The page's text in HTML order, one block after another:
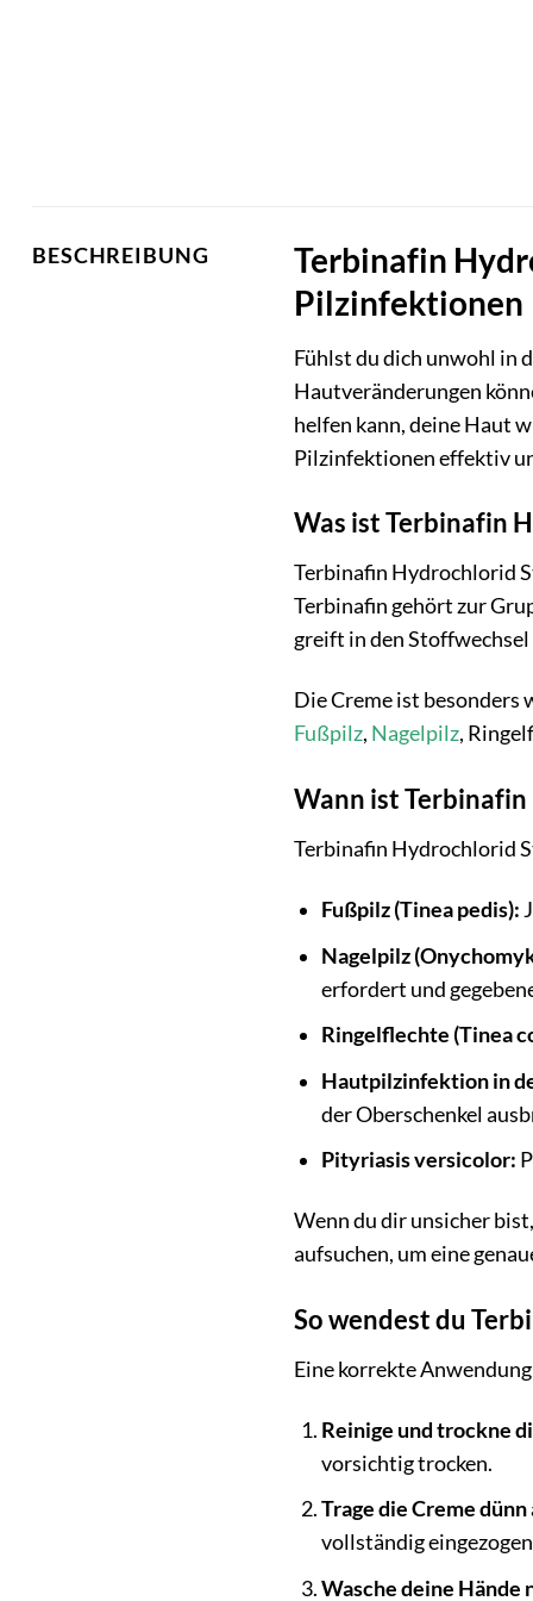
BESCHREIBUNG
Terbinafin
Pilzinfektionen
Fühlst du dich unwohl in
Hautveränderungen
helfen kann, deine Haut
Pilzinfektionen effektiv
Was ist Terbinafin
Terbinafin Hydrochlorid
Terbinafin gehört zur
greift in den
Die Creme ist besonders
Fußpilz, Nagelpilz,
Wann ist
Terbinafin Hydrochlorid
Fußpilz (Tinea pedis):
Nagelpilz
erfordert und
Ringelflechte (Tinea
Hautpilzinfektion in
der Oberschenkel
Pityriasis versicolor:
Wenn du dir unsicher
aufsuchen, um eine
So wendest du
Eine korrekte
Reinige und trockne
vorsichtig trocken.
Trage die Creme
vollständig
Wasche deine Hände